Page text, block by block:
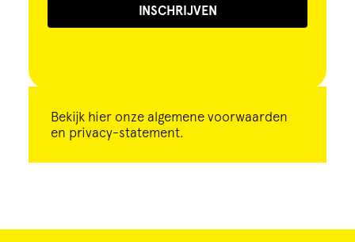
INSCHRIJVEN
Bekijk hier onze algemene voorwaarden
en privacy-statement.